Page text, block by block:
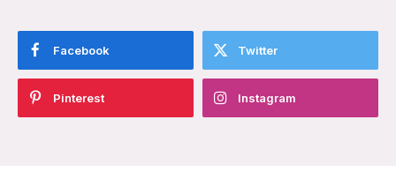
Facebook Twitter
Pinterest Instagram